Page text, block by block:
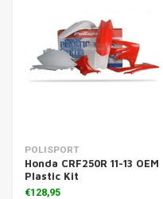
POLISPORT
Honda CRF250R 11-13 OEM
Plastic Kit
€128,95